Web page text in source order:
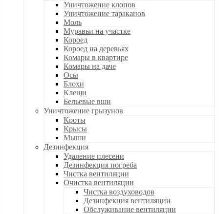
Уничтожение клопов
Уничтожение тараканов
Моль
Муравьи на участке
Короед
Короед на деревьях
Комары в квартире
Комары на даче
Осы
Блохи
Клещи
Бельевые вши
Уничтожение грызунов
Кроты
Крысы
Мыши
Дезинфекция
Удаление плесени
Дезинфекция погреба
Чистка вентиляции
Очистка вентиляции
Чистка воздуховодов
Дезинфекция вентиляции
Обслуживание вентиляции